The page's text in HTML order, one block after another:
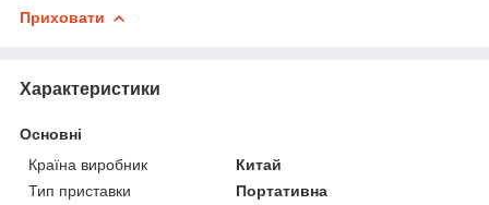
Приховати
Характеристики
Основні
Країна виробник
Китай
Тип приставки
Портативна